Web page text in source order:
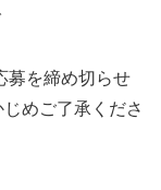
募を締め切らせ
めご了承くださ